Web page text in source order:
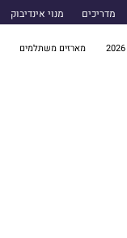
מדריכים מנוי אינדיבוק
מארזים משתלמים